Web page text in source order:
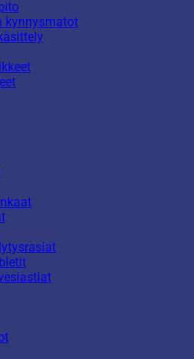
kynnysmatot